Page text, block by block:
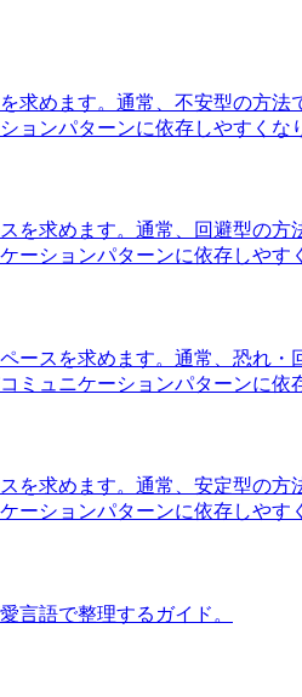
求めます。通常、不安型の方
ョンパターンに依存しやすくな
を求めます。通常、回避型の
ーションパターンに依存しやす
ースを求めます。通常、恐れ
ュニケーションパターンに依
を求めます。通常、安定型の
ーションパターンに依存しやす
言語で整理するガイド。